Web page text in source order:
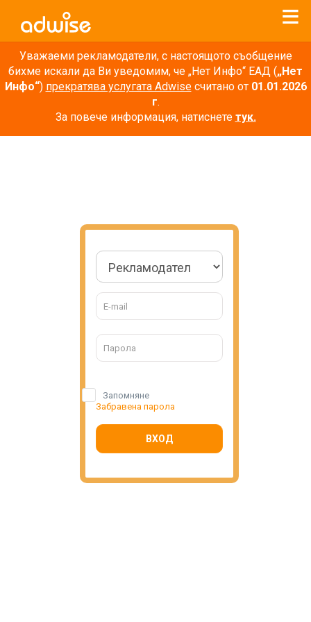
Уважаеми рекламодатели, с настоящото съобщение
бихме искали да Ви уведомим, че „Нет Инфо“ ЕАД („Нет
Инфо“) прекратява услугата Adwiseсчитано от 01.01.2026
г.
За повече информация, натиснете тук.
Запомняне
Забравена парола
ВХОД